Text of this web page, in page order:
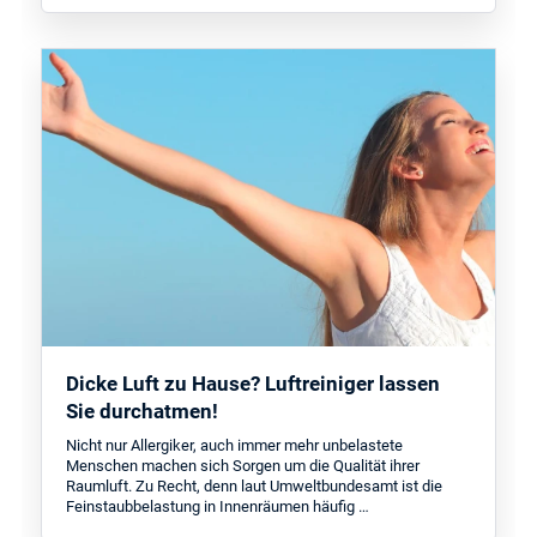
Dicke Luft zu Hause? Luftreiniger lassen
Sie durchatmen!
Nicht nur Allergiker, auch immer mehr unbelastete
Menschen machen sich Sorgen um die Qualität ihrer
Raumluft. Zu Recht, denn laut Umweltbundesamt ist die
Feinstaubbelastung in Innenräumen häufig …